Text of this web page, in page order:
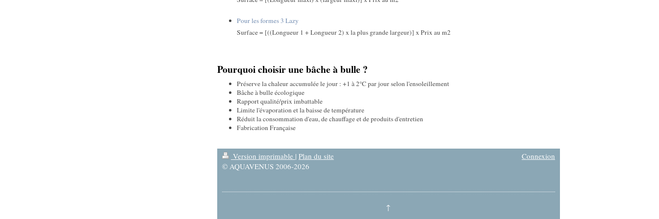
Pour les formes 3 Lazy
Surface = [((Longueur 1 + Longueur 2) x la plus grande largeur)] x Prix au m2
Pourquoi choisir une bâche à bulle ?
Préserve la chaleur accumulée le jour : +1 à 2°C par jour selon l'ensoleillement
Bâche à bulle écologique
Rapport qualité/prix imbattable
Limite l'évaporation et la baisse de température
Réduit la consommation d'eau, de chauffage et de produits d'entretien
Fabrication Française
Version imprimable | Plan du site
© AQUAVENUS 2006-2026
Connexion
↑